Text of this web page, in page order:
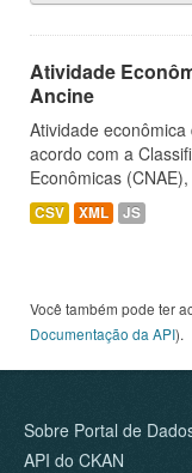
Atividade
Ancine
Atividade
acordo com a
Econômicas
CSV XML JS
Você também pode ter
Documentação da API).
Sobre Portal de
API do CKAN